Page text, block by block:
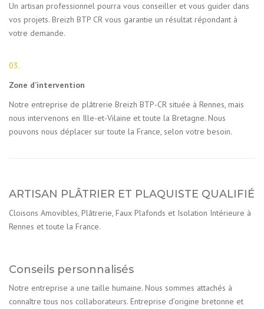
Un artisan professionnel pourra vous conseiller et vous guider dans
vos projets. Breizh BTP CR vous garantie un résultat répondant à
votre demande.
03.
Zone d’intervention
Notre entreprise de plâtrerie Breizh BTP-CR située à Rennes, mais
nous intervenons en Ille-et-Vilaine et toute la Bretagne. Nous
pouvons nous déplacer sur toute la France, selon votre besoin.
ARTISAN PLÂTRIER ET PLAQUISTE QUALIFIÉ
Cloisons Amovibles, Plâtrerie, Faux Plafonds et Isolation Intérieure à
Rennes et toute la France.
Conseils personnalisés
Notre entreprise a une taille humaine. Nous sommes attachés à
connaître tous nos collaborateurs. Entreprise d’origine bretonne et